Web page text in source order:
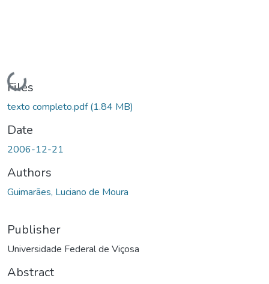
Loading...
Files
texto completo.pdf(1.84 MB)
Date
2006-12-21
Authors
Guimarães, Luciano de Moura
Publisher
Universidade Federal de Viçosa
Abstract